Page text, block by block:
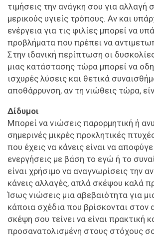
τιμήσεις την ανάγκη σου για αλλαγή
μερικούς υγιείς τρόπους. Αν και
ενέργεια για τις φιλίες μπορεί να
προβλήματα που πρέπει να
Στην ιδανική περίπτωση οι
μιας κατάστασης τώρα μπορεί να
ισχυρές λύσεις και θετικά
αποθάρρυνση, αν τη νιώθεις τώρα,
Δίδυμοι
Μπορεί να νιώσεις παρορμητική ή
σημερινές μικρές προκλητικές
που έχεις να κάνεις είναι να
ενεργήσεις με βάση το εγώ ή το
είναι χρήσιμο να αναγνωρίσεις την
κάνεις αλλαγές, απλά σκέψου καλά
Ίσως νιώσεις μια αβεβαιότητα για
κάποια σχέδια που βρίσκονται στον
σκέψη σου τείνει να είναι πρακτική
προσανατολισμένη στους στόχους